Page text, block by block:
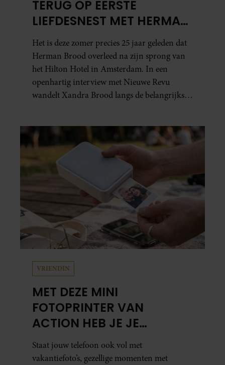
TERUG OP EERSTE
LIEFDESNEST MET HERMAN
BROOD: “HIER IS LOLA
GEBOREN”
Het is deze zomer precies 25 jaar geleden dat
Herman Brood overleed na zijn sprong van
het Hilton Hotel in Amsterdam. In een
openhartig interview met Nieuwe Revu
wandelt Xandra Brood langs de belangrijkste
Leidsedwarsstraat roept een stortvloed aan
herinneringen op. Daar begon hun leven
samen en werd dochter Lola geboren.
VRIENDIN
MET DEZE MINI
FOTOPRINTER VAN
ACTION HEB JE JE
FAVORIETE FOTO’S BINNEN
ÉÉN MINUUT IN HANDEN
Staat jouw telefoon ook vol met
vakantiefoto’s, gezellige momenten met